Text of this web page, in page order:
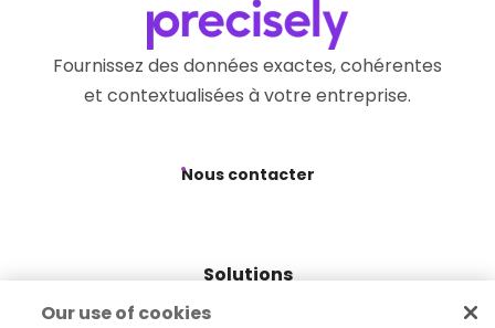
Fournissez des données exactes, cohérentes
et contextualisées à votre entreprise.
Nous contacter
Solutions
Our use of cookies